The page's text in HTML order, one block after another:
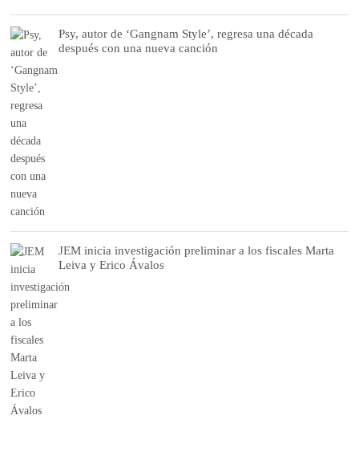
Psy, autor de ‘Gangnam Style’, regresa una década
después con una nueva canción
JEM inicia investigación preliminar a los fiscales Marta
Leiva y Erico Ávalos